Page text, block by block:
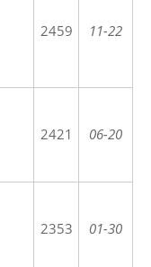
2459 11-22
2421 06-20
2353 01-30